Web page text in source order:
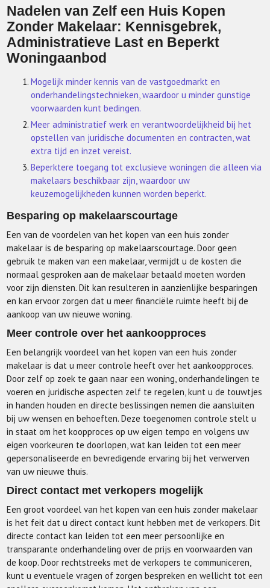
Nadelen van Zelf een Huis Kopen
Zonder Makelaar: Kennisgebrek,
Administratieve Last en Beperkt
Woningaanbod
Mogelijk minder kennis van de vastgoedmarkt en
onderhandelingstechnieken, waardoor u minder gunstige
voorwaarden kunt bedingen.
Meer administratief werk en verantwoordelijkheid bij het
opstellen van juridische documenten en contracten, wat
extra tijd en inzet vereist.
Beperktere toegang tot exclusieve woningen die alleen via
makelaars beschikbaar zijn, waardoor uw
keuzemogelijkheden kunnen worden beperkt.
Besparing op makelaarscourtage
Een van de voordelen van het kopen van een huis zonder
makelaar is de besparing op makelaarscourtage. Door geen
gebruik te maken van een makelaar, vermijdt u de kosten die
normaal gesproken aan de makelaar betaald moeten worden
voor zijn diensten. Dit kan resulteren in aanzienlijke besparingen
en kan ervoor zorgen dat u meer financiële ruimte heeft bij de
aankoop van uw nieuwe woning.
Meer controle over het aankoopproces
Een belangrijk voordeel van het kopen van een huis zonder
makelaar is dat u meer controle heeft over het aankoopproces.
Door zelf op zoek te gaan naar een woning, onderhandelingen te
voeren en juridische aspecten zelf te regelen, kunt u de touwtjes
in handen houden en directe beslissingen nemen die aansluiten
bij uw wensen en behoeften. Deze toegenomen controle stelt u
in staat om het koopproces op uw eigen tempo en volgens uw
eigen voorkeuren te doorlopen, wat kan leiden tot een meer
gepersonaliseerde en bevredigende ervaring bij het verwerven
van uw nieuwe thuis.
Direct contact met verkopers mogelijk
Een groot voordeel van het kopen van een huis zonder makelaar
is het feit dat u direct contact kunt hebben met de verkopers. Dit
directe contact kan leiden tot een meer persoonlijke en
transparante onderhandeling over de prijs en voorwaarden van
de koop. Door rechtstreeks met de verkopers te communiceren,
kunt u eventuele vragen of zorgen bespreken en wellicht tot een